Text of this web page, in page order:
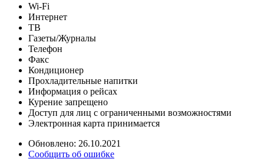
Wi-Fi
Интернет
ТВ
Газеты/Журналы
Телефон
Факс
Кондиционер
Прохладительные напитки
Информация о рейсах
Курение запрещено
Доступ для лиц с ограниченными возможностями
Электронная карта принимается
Обновлено: 26.10.2021
Сообщить об ошибке